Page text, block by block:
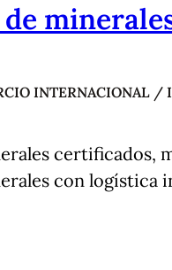
INTERNACIONAL /
certificados,
con